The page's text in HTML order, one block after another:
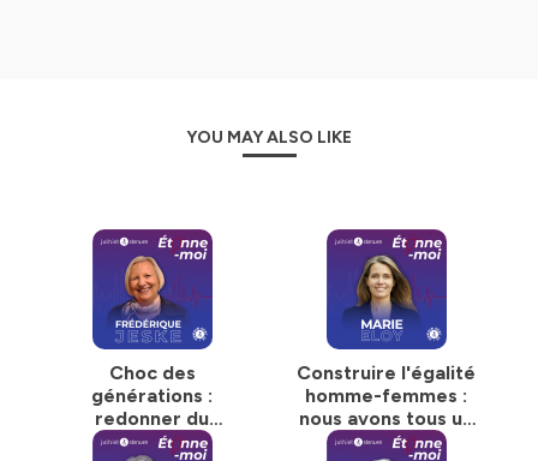
YOU MAY ALSO LIKE
Choc des
générations :
redonner du
pouvoir aux seniors
Construire l'égalité
homme-femmes :
nous avons tous un
rôle à jouer ! avec